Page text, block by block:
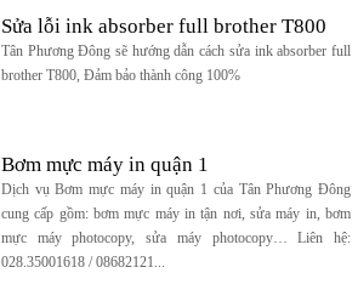
Sửa lỗi ink absorber full brother T800
Tân Phương Đông sẽ hướng dẫn cách sửa ink absorber full
brother T800, Đảm bảo thành công 100%
Bơm mực máy in quận 1
Dịch vụ Bơm mực máy in quận 1 của Tân Phương Đông
cung cấp gồm: bơm mực máy in tận nơi, sửa máy in, bơm
mực máy photocopy, sửa máy photocopy… Liên hệ:
028.35001618 / 08682121...